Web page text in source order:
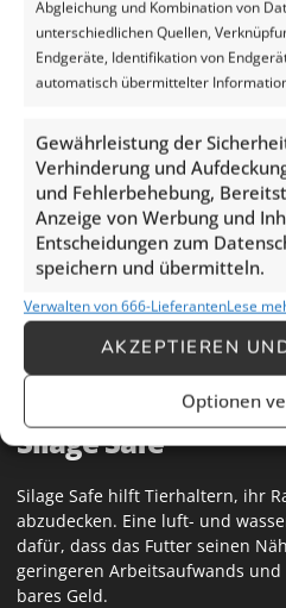
Abgleichung und Kombination von
unterschiedlichen Quellen,
Endgeräte, Identifikation von
automatisch übermittelter
Gewährleistung der
Verhinderung und
und Fehlerbehebung,
Anzeige von Werbung und
Entscheidungen zum
speichern und übermitteln.
Verwalten von 666-LieferantenLese
AKZEPTIEREN
Optionen
noodzakelijk kwaad
De doeken van het
stalen buizen aan de doeken
extra gewicht en zorgen er ook
opwaait.
Eenmaal afgedekt, kunt u uw
achterlaten. Onze klanten
strak blijven liggen ondanks
Silage Safe
Silage Safe hilft Tierhaltern, ihr
abzudecken. Eine luft- und
dafür, dass das Futter seinen
geringeren Arbeitsaufwands
bares Geld.